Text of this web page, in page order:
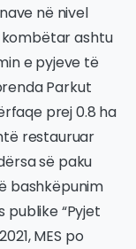
në nivel
kombëtar ashtu
e pyjeve të
Parkut
prej 0.8 ha
restauruar
së paku
bashkëpunim
“Pyjet
MES po